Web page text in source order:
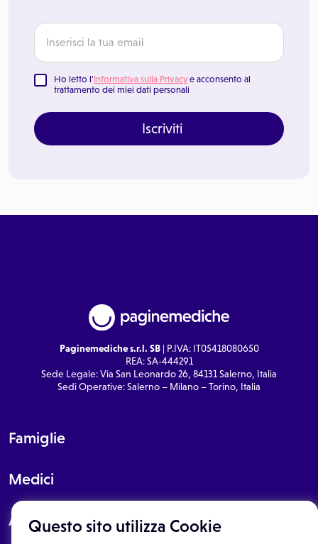
Questo sito utilizza Cookie
Ho letto l'Informativa sulla Privacy e acconsento al
trattamento dei miei dati personali
Iscriviti
Paginemediche s.r.l. SB| P.IVA: IT05418080650
REA: SA-444291
Sede Legale: Via San Leonardo 26, 84131 Salerno, Italia
Sedi Operative: Salerno – Milano – Torino, Italia
Famiglie
Medici
About